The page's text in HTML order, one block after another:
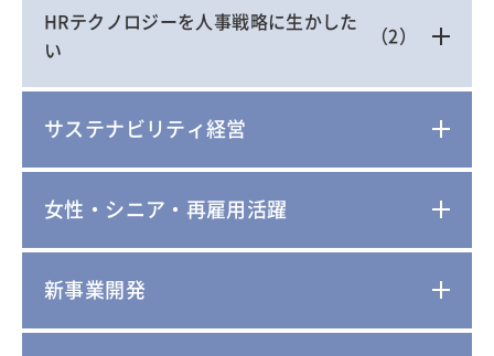
HRテクノロジーを人事戦略に生かした
い
（2）
サステナビリティ経営
女性・シニア・再雇用活躍
新事業開発